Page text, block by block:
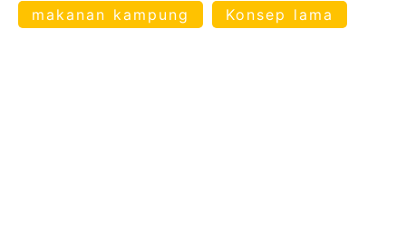
makanan kampung
Konsep lama